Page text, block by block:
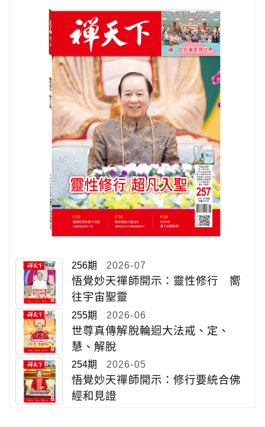
256期 2026-07
悟覺妙天禪師開示：靈性修行 嚮
往宇宙聖靈
255期 2026-06
世尊真傳解脫輪迴大法戒、定、
慧、解脫
254期 2026-05
悟覺妙天禪師開示：修行要統合佛
經和見證